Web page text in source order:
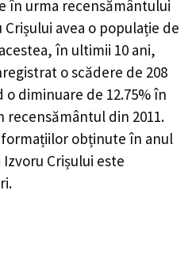
în urma recensământului
Crișului avea o populație de
în ultimii 10 ani,
oscădere de 208
o diminuare de 12.75%în
din 2011.
obținute în anul
Crișului este